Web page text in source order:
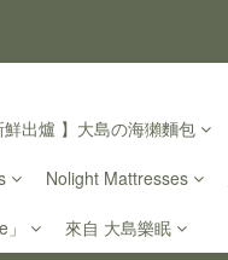
鮮出爐 】大島の海獺麵包
Nolight Mattresses
來自 大島樂眠